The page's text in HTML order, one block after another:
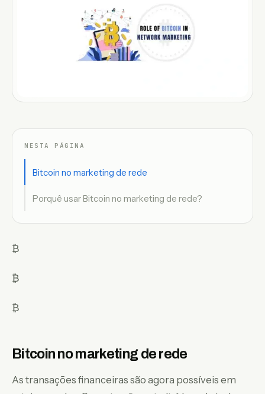
NESTA PÁGINA
Bitcoin no marketing de rede
Porquê usar Bitcoin no marketing de rede?
₿
₿
₿
Bitcoin no marketing de rede
As transações financeiras são agora possíveis em